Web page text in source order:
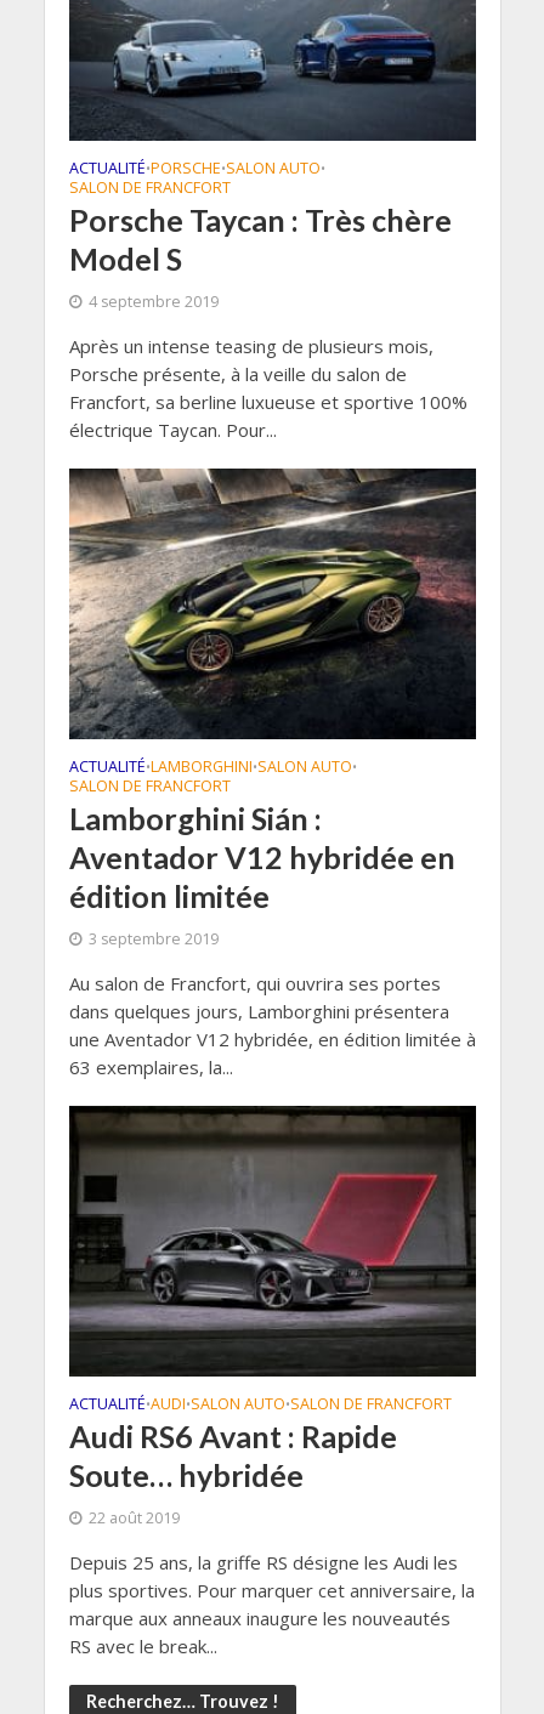
ACTUALITÉ•PORSCHE•SALON AUTO•
SALON DE FRANCFORT
Porsche Taycan : Très chère
Model S
4 septembre 2019
Après un intense teasing de plusieurs mois,
Porsche présente, à la veille du salon de
Francfort, sa berline luxueuse et sportive 100%
électrique Taycan. Pour...
ACTUALITÉ•LAMBORGHINI•SALON AUTO•
SALON DE FRANCFORT
Lamborghini Sián :
Aventador V12 hybridée en
édition limitée
3 septembre 2019
Au salon de Francfort, qui ouvrira ses portes
dans quelques jours, Lamborghini présentera
une Aventador V12 hybridée, en édition limitée à
63 exemplaires, la...
ACTUALITÉ•AUDI•SALON AUTO•SALON DE FRANCFORT
Audi RS6 Avant : Rapide
Soute… hybridée
22 août 2019
Depuis 25 ans, la griffe RS désigne les Audi les
plus sportives. Pour marquer cet anniversaire, la
marque aux anneaux inaugure les nouveautés
RS avec le break...
Recherchez… Trouvez !